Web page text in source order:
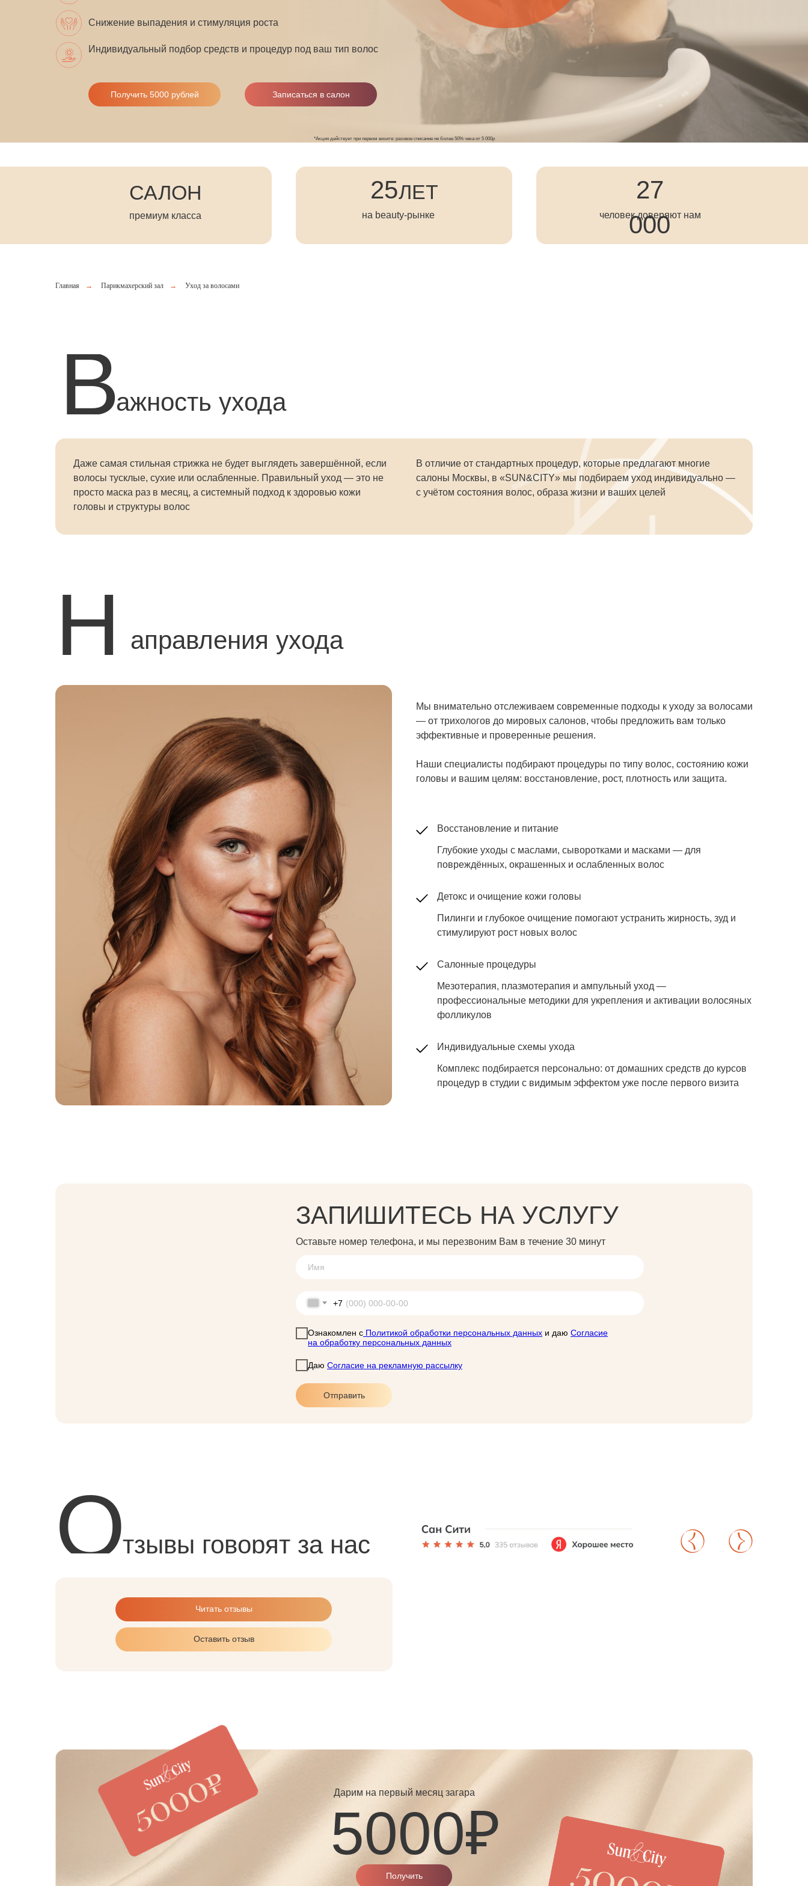
Записаться в салон
Получить 5000 рублей
Индивидуальный подбор средств и процедур под ваш тип волос
Снижение выпадения и стимуляция роста
*Акция действует при первом визите: разовое списание не более 50% чека от 5 000р
человек доверяют нам
27
000
на beauty-рынке
ЛЕТ
25
САЛОН
премиум класса
Главная → Парикмахерский зал → Уход за волосами
ажность ухода
В
В отличие от стандартных процедур, которые предлагают многие
салоны Москвы, в «SUN&CITY» мы подбираем уход индивидуально —
с учётом состояния волос, образа жизни и ваших целей
Даже самая стильная стрижка не будет выглядеть завершённой, если
волосы тусклые, сухие или ослабленные. Правильный уход — это не
просто маска раз в месяц, а системный подход к здоровью кожи
головы и структуры волос
аправления ухода
Н
Мы внимательно отслеживаем современные подходы к уходу за волосами
— от трихологов до мировых салонов, чтобы предложить вам только
эффективные и проверенные решения.
Наши специалисты подбирают процедуры по типу волос, состоянию кожи
головы и вашим целям: восстановление, рост, плотность или защита.
Восстановление и питание
Глубокие уходы с маслами, сыворотками и масками — для
повреждённых, окрашенных и ослабленных волос
Детокс и очищение кожи головы
Пилинги и глубокое очищение помогают устранить жирность, зуд и
стимулируют рост новых волос
Салонные процедуры
Мезотерапия, плазмотерапия и ампульный уход —
профессиональные методики для укрепления и активации волосяных
фолликулов
Индивидуальные схемы ухода
Комплекс подбирается персонально: от домашних средств до курсов
процедур в студии с видимым эффектом уже после первого визита
Оставьте номер телефона, и мы перезвоним Вам в течение 30 минут
ЗАПИШИТЕСЬ НА УСЛУГУ
+7
Ознакомлен с Политикой обработки персональных данных и даю Согласие
на обработку персональных данных
Даю Согласие на рекламную рассылку
Отправить
тзывы говорят за нас
О
Оставить отзыв
Читать отзывы
5000₽
Получить
Дарим на первый месяц загара